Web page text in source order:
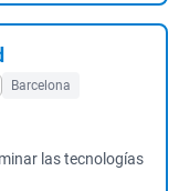
Barcelona
las tecnologías